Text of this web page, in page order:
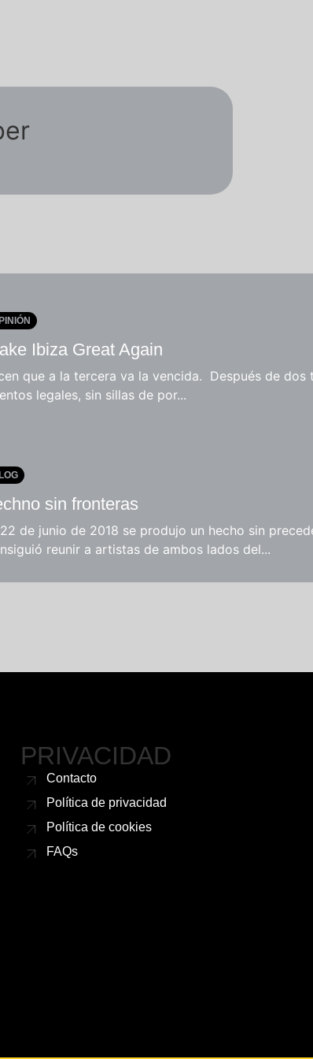
Ibiza Great Again
que a la tercera va la vencida. Después de
legales, sin sillas de por...
sin fronteras
de junio de 2018 se produjo un hecho sin
reunir a artistas de ambos lados del...
PRIVACIDAD
Contacto
Política de privacidad
Política de cookies
FAQs